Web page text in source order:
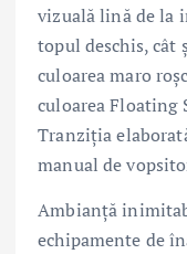
vizuală lină de la
topul deschis, cât
culoarea maro
culoarea Floating
Tranziția
manual de
Ambianţă
echipamente de